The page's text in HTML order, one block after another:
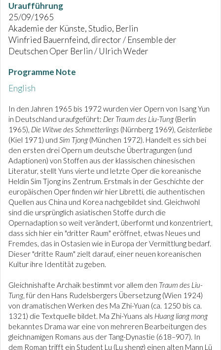
Uraufführung
25/09/1965
Akademie der Künste, Studio, Berlin
Winfried Bauernfeind, director / Ensemble der
Deutschen Oper Berlin / Ulrich Weder
Programme Note
English
In den Jahren 1965 bis 1972 wurden vier Opern von Isang Yun
in Deutschland uraufgeführt: Der Traum des Liu-Tung (Berlin
1965), Die Witwe des Schmetterlings (Nürnberg 1969), Geisterliebe
(Kiel 1971) und Sim Tjong (München 1972). Handelt es sich bei
den ersten drei Opern um deutsche Übertragungen (und
Adaptionen) von Stoffen aus der klassischen chinesischen
Literatur, stellt Yuns vierte und letzte Oper die koreanische
Heldin Sim Tjong ins Zentrum. Erstmals in der Geschichte der
europäischen Oper finden wir hier Libretti, die authentischen
Quellen aus China und Korea nachgebildet sind. Gleichwohl
sind die ursprünglich asiatischen Stoffe durch die
Opernadaption so weit verändert, überformt und konzentriert,
dass sich hier ein "dritter Raum" eröffnet, etwas Neues und
Fremdes, das in Ostasien wie in Europa der Vermittlung bedarf.
Dieser "dritte Raum" zielt darauf, einer neuen koreanischen
Kultur ihre Identität zu geben.
Gleichnishafte Archaik bestimmt vor allem den Traum des Liu-
Tung, für den Hans Rudelsbergers Übersetzung (Wien 1924)
von dramatischen Werken des Ma Zhi-Yuan (ca. 1250 bis ca.
1321) die Textquelle bildet. Ma Zhi-Yuans als Huang liang mong
bekanntes Drama war eine von mehreren Bearbeitungen des
gleichnamigen Romans aus der Tang-Dynastie (618–907). In
dem Roman trifft ein Student Lu (Lu sheng) einen alten Mann Lü